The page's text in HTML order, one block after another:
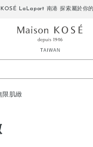
LaLaport 南港 探索屬於你
限肌緻